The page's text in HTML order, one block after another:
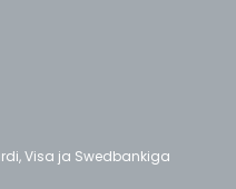
Visa ja Swedbankiga